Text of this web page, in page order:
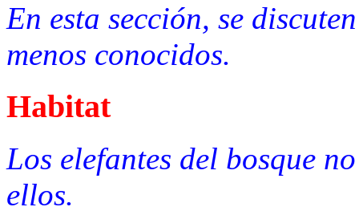
En esta sección, se
menos conocidos.
Habitat
Los elefantes del bosque
ellos.